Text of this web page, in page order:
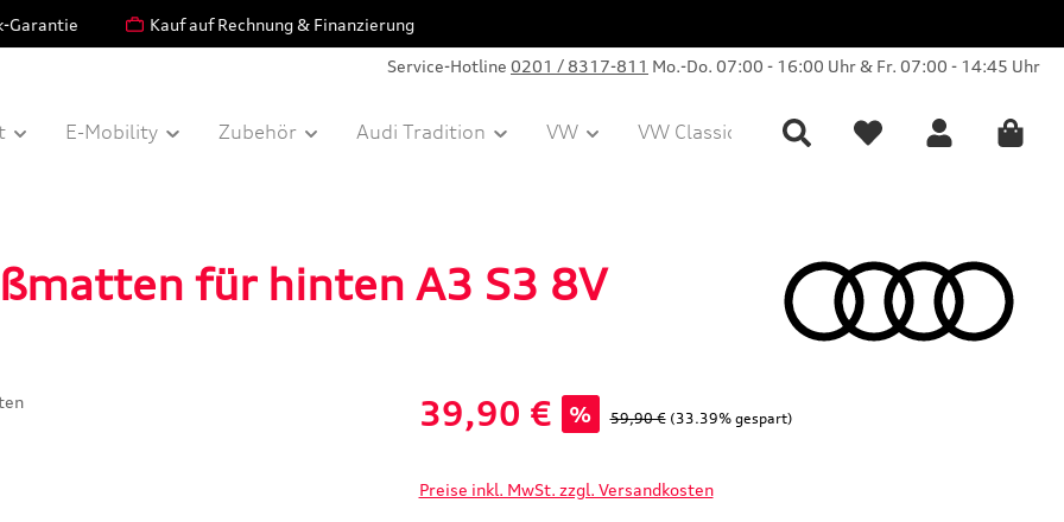
Garantie Kauf auf Rechnung & Finanzierung
Service-Hotline 0201 / 8317-811 Mo.-Do. 07:00 - 16:00 Uhr & Fr. 07:00 - 14:45 Uhr
E-Mobility Zubehör Audi Tradition VW VW Classic Parts Sale Collection
für hinten A3 S3 8V
Verkaufspreis:
39,90 € % Regulärer Preis:
59,90 € (33.39% gespart)
Preise inkl. MwSt. zzgl. Versandkosten